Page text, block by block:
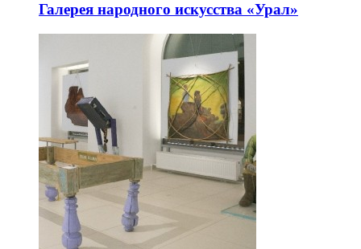
Галерея народного искусства «Урал»